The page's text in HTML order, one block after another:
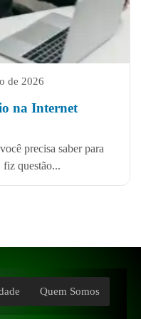
de 2026
na Internet
precisa saber para
questão...
Quem Somos